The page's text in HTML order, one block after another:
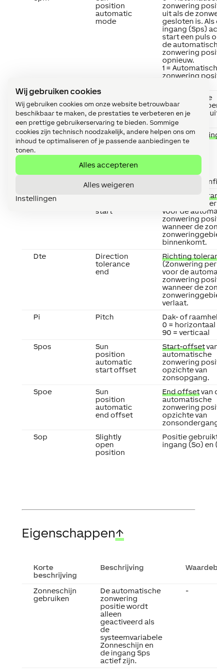
Wij gebruiken cookies
Wij gebruiken cookies om onze website betrouwbaar
beschikbaar te maken, de prestaties te verbeteren en je
een prettige gebruikerservaring te bieden. Sommige
cookies zijn technisch noodzakelijk, andere helpen ons om
inhoud te optimaliseren of je passende aanbiedingen te
tonen.
Alles accepteren
Alles weigeren
Instellingen
position
automatic
mode
zonwering
uit als de
gesloten is. Als
ingang (Sps)
start een puls
de
zonwering
opnieuw.
1 =
zonwering
Spe
position
automatic
end action
0 = geen actie
1 = volledig
2 = volledig
Dir
Compass
direction
venster:
270 = west
-1 = niet
Dts
start
Richting
(Zonwering
voor de
zonwering
wanneer de
binnenkomt.
Dte
Direction
tolerance
end
Richting
(Zonwering
voor de
zonwering
wanneer de
verlaat.
Pi
Pitch
Dak- of
0 = horizontaal
90 = verticaal
Spos
Sun
position
automatic
start offset
Start-offset
automatische
zonwering
opzichte van
zonsopgang.
Spoe
Sun
position
automatic
end offset
End offsetvan
automatische
zonwering
opzichte van
Sop
Slightly
open
position
Positie
ingang (So) en
Eigenschappen↑
Korte
beschrijving
Beschrijving
Zonneschijn
gebruiken
De automatische
zonwering
positie wordt
alleen
geactiveerd als
de
systeemvariabele
Zonneschijn en
de ingang Sps
actief zijn.
-